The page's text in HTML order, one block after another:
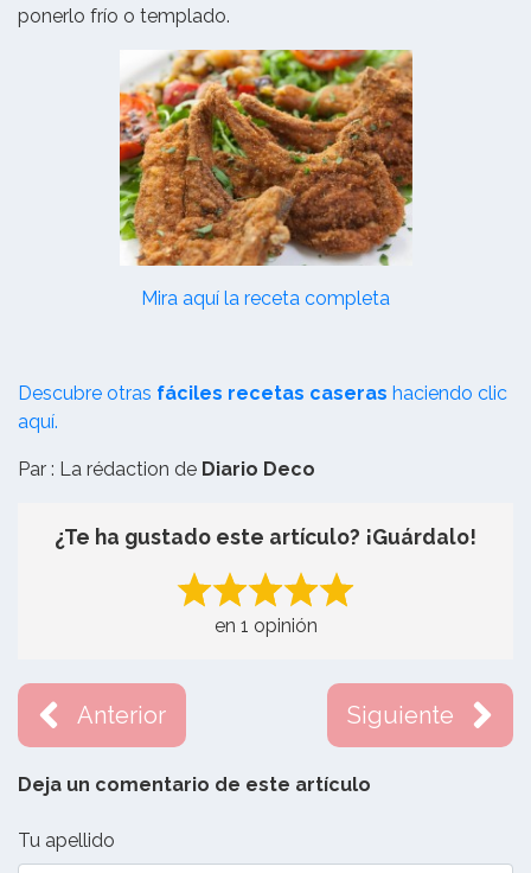
ponerlo frío o templado.
Mira aquí la receta completa
Descubre otras fáciles recetas caseras haciendo clic
aquí.
Par : La rédaction de Diario Deco
¿Te ha gustado este artículo? ¡Guárdalo!
en 1 opinión
Anterior Siguiente
Deja un comentario de este artículo
Tu apellido